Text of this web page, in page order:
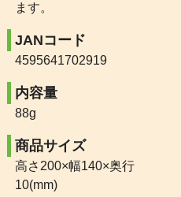
ます。
JANコード
4595641702919
内容量
88g
商品サイズ
高さ200×幅140×奥行
10(mm)